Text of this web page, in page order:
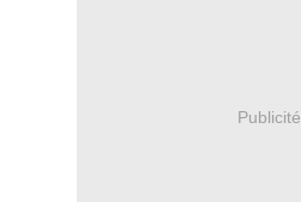
Publicité